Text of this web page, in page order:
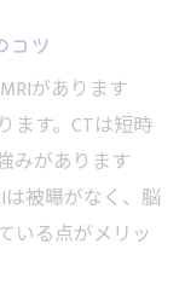
コツ
があります
ます。CTは短時
みがあります
被曝がなく、脳
いる点がメリッ